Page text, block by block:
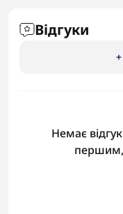
Відгуки
Немає
першим,